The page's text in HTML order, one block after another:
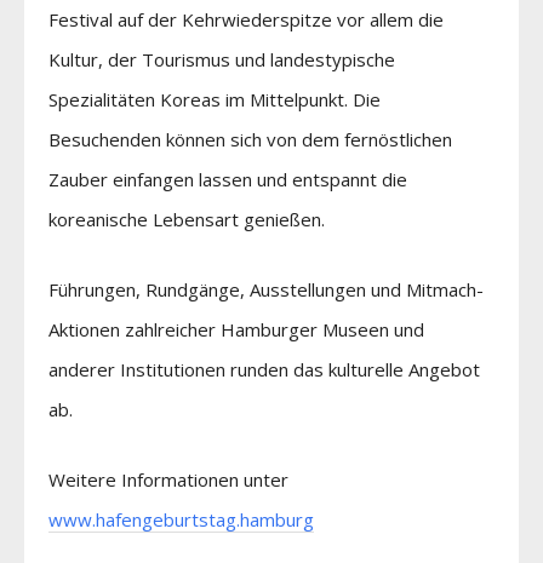
Festival auf der Kehrwiederspitze vor allem die
Kultur, der Tourismus und landestypische
Spezialitäten Koreas im Mittelpunkt. Die
Besuchenden können sich von dem fernöstlichen
Zauber einfangen lassen und entspannt die
koreanische Lebensart genießen.
Führungen, Rundgänge, Ausstellungen und Mitmach-
Aktionen zahlreicher Hamburger Museen und
anderer Institutionen runden das kulturelle Angebot
ab.
Weitere Informationen unter
www.hafengeburtstag.hamburg